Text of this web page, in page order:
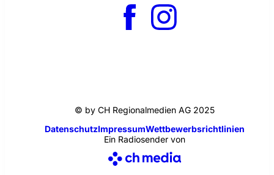
© by CH Regionalmedien AG 2025
DatenschutzImpressumWettbewerbsrichtlinien
Ein Radiosender von